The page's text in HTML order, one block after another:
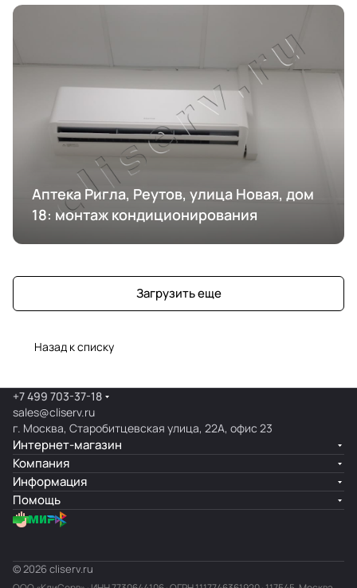
Аптека Ригла, Реутов, улица Новая, дом
18: монтаж кондиционирования
Загрузить еще
Назад к списку
+7 499 703-37-18
sales@cliserv.ru
г. Москва, Старобитцевская улица, 22А, офис 23
Интернет-магазин
Компания
Информация
Помощь
© 2026 cliserv.ru